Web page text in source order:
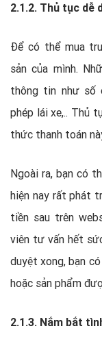
2.1.2. Thủ tục dễ
Để có thể mua
sản của mình.
thông tin như số
phép lái xe,.. Thủ
thức thanh toán
Ngoài ra, bạn có
hiện nay rất phát
tiền sau trên
viên tư vấn hết
duyệt xong, bạn
hoặc sản phẩm
2.1.3. Nắm bắt